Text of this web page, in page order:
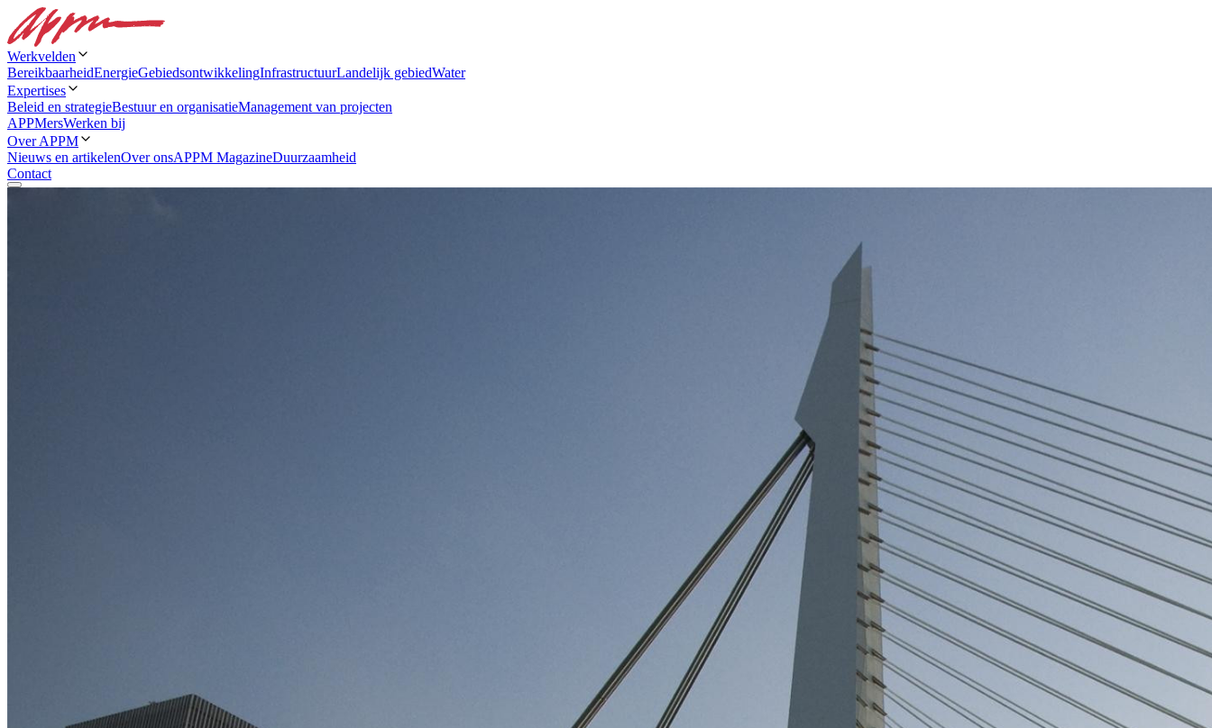
Werkvelden
BereikbaarheidEnergieGebiedsontwikkelingInfrastructuurLandelijk gebiedWater
Expertises
Beleid en strategieBestuur en organisatieManagement van projecten
APPMersWerken bij
Over APPM
Nieuws en artikelenOver onsAPPM MagazineDuurzaamheid
Contact